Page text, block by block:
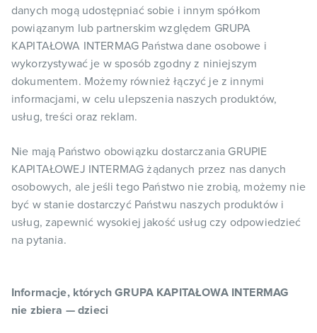
danych mogą udostępniać sobie i innym spółkom
powiązanym lub partnerskim względem GRUPA
KAPITAŁOWA INTERMAG Państwa dane osobowe i
wykorzystywać je w sposób zgodny z niniejszym
dokumentem. Możemy również łączyć je z innymi
informacjami, w celu ulepszenia naszych produktów,
usług, treści oraz reklam.
Nie mają Państwo obowiązku dostarczania GRUPIE
KAPITAŁOWEJ INTERMAG żądanych przez nas danych
osobowych, ale jeśli tego Państwo nie zrobią, możemy nie
być w stanie dostarczyć Państwu naszych produktów i
usług, zapewnić wysokiej jakość usług czy odpowiedzieć
na pytania.
Informacje, których GRUPA KAPITAŁOWA INTERMAG
nie zbiera — dzieci